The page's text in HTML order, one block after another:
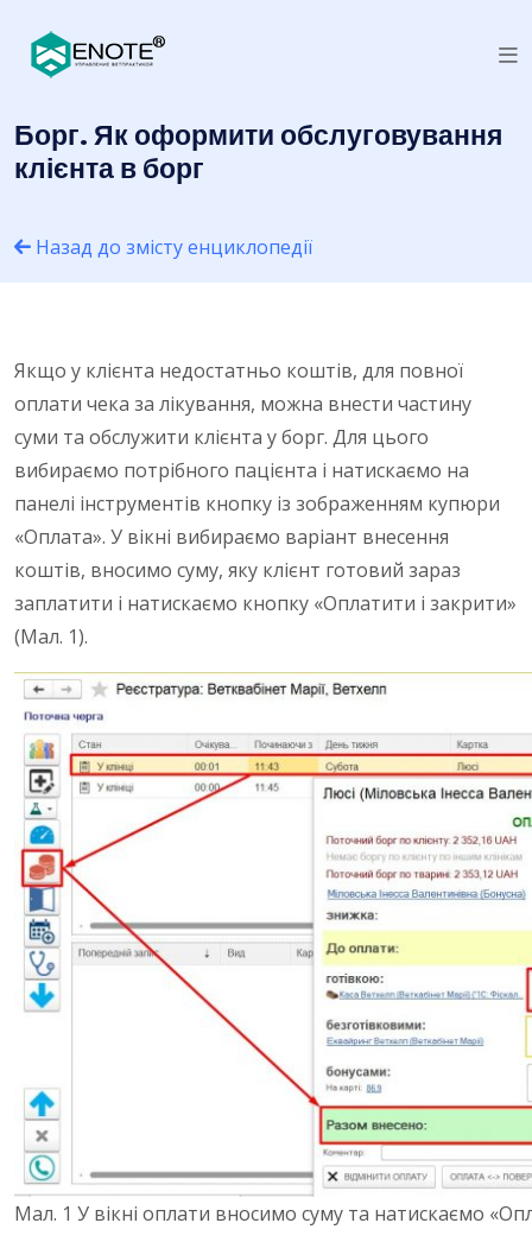
Борг. Як оформити обслуговування
клієнта в борг
Назад до змісту енциклопедії
Якщо у клієнта недостатньо коштів, для повної
оплати чека за лікування, можна внести частину
суми та обслужити клієнта у борг. Для цього
вибираємо потрібного пацієнта і натискаємо на
панелі інструментів кнопку із зображенням купюри
«Оплата». У вікні вибираємо варіант внесення
коштів, вносимо суму, яку клієнт готовий зараз
заплатити і натискаємо кнопку «Оплатити і закрити»
(Мал. 1).
Мал. 1 У вікні оплати вносимо суму та натискаємо